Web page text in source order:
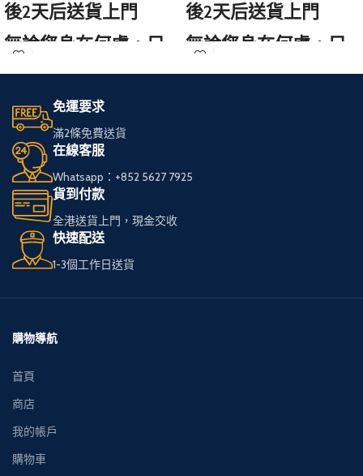
後2天后送貨上門
無論您身在何處，只
需訪問我們的網站，
輕鬆選購心儀的免稅
煙。
我們服務全港，送貨
快速可靠，
讓您享受高品質私
煙。
多種品牌和款式供您
選擇，
下單簡便，接受現金
後2天后送貨上門
無論您身在何處，只
需訪問我們的網站，
快速可靠，
選擇，
免運要求
滿2條免費送貨
在線客服
Whatsapp：+852 5627 7925
貨到付款
全港送貨上門，現金交收
快速配送
1-3個工作日送貨
購物導航
首頁
商店
我的帳戶
購物車